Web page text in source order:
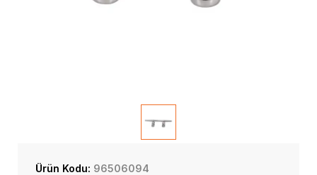
Ürün Kodu: 96506094